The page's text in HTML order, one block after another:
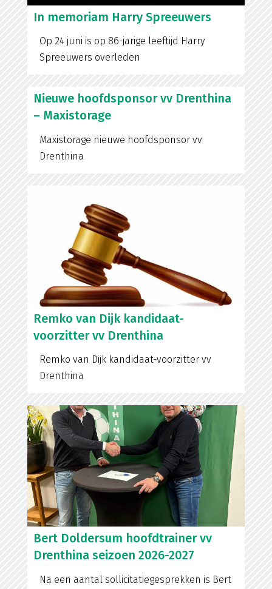
In memoriam Harry Spreeuwers
Op 24 juni is op 86-jarige leeftijd Harry
Spreeuwers overleden
Nieuwe hoofdsponsor vv Drenthina
– Maxistorage
Maxistorage nieuwe hoofdsponsor vv
Drenthina
Remko van Dijk kandidaat-
voorzitter vv Drenthina
Remko van Dijk kandidaat-voorzitter vv
Drenthina
Bert Doldersum hoofdtrainer vv
Drenthina seizoen 2026-2027
Na een aantal sollicitatiegesprekken is Bert